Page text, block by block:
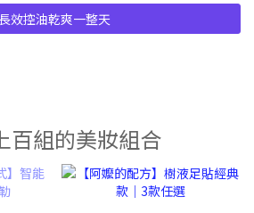
效控油乾爽一整天
百組的美妝組合